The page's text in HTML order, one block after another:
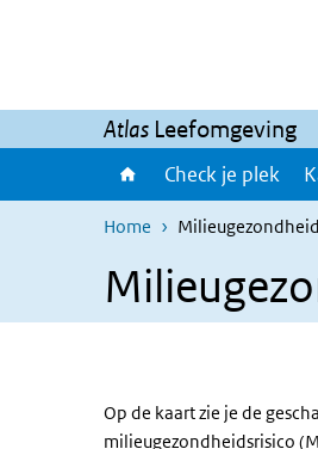
Atlas Leefomgeving
Check je plek
Home
Op de kaart zie je de
milieugezondheidsrisico